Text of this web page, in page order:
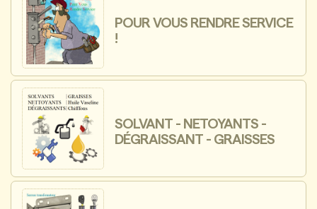
POUR VOUS RENDRE SERVICE
!
SOLVANT - NETOYANTS -
DÉGRAISSANT - GRAISSES